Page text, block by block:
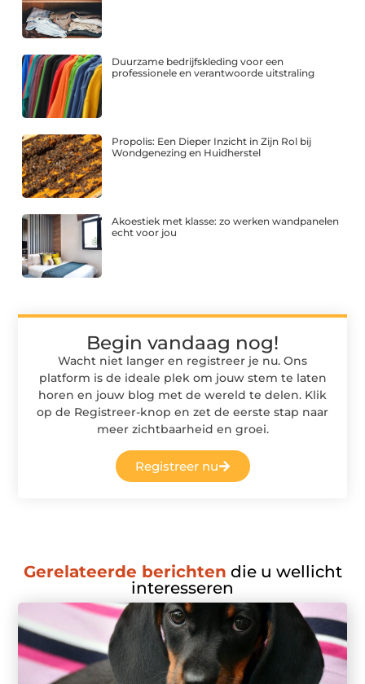
Duurzame bedrijfskleding voor een
professionele en verantwoorde uitstraling
Propolis: Een Dieper Inzicht in Zijn Rol bij
Wondgenezing en Huidherstel
Akoestiek met klasse: zo werken wandpanelen
echt voor jou
Begin vandaag nog!
Wacht niet langer en registreer je nu. Ons
platform is de ideale plek om jouw stem te laten
horen en jouw blog met de wereld te delen. Klik
op de Registreer-knop en zet de eerste stap naar
meer zichtbaarheid en groei.
Registreer nu
Gerelateerde berichten die u wellicht
interesseren